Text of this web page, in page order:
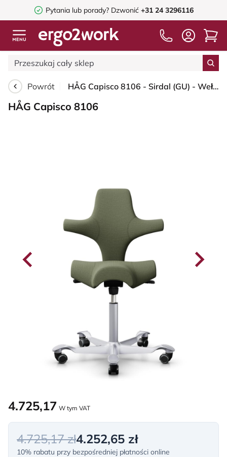
Pytania lub porady? Dzwonić +31 24 3296116
Powrót HÅG Capisco 8106 - Sirdal (GU) - Wełna - SRD960 - Green - Silver - 150mm (seat height 40–55cm) - Soft castors for hard floors
HÅG Capisco 8106
4.725,17 W tym VAT
4.725,17 zł4.252,65 zł
10% rabatu przy bezpośredniej płatności online